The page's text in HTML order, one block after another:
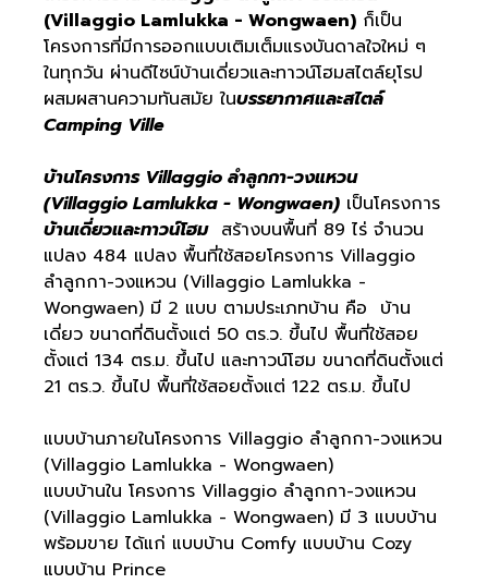
(Villaggio Lamlukka - Wongwaen) ก็เป็น
โครงการที่มีการออกแบบเติมเต็มแรงบันดาลใจใหม่ ๆ
ในทุกวัน ผ่านดีไซน์บ้านเดี่ยวและทาวน์โฮมสไตล์ยุโรป
ผสมผสานความทันสมัย ในบรรยากาศและสไตล์
Camping Ville
บ้านโครงการ Villaggio ลำลูกกา-วงแหวน
(Villaggio Lamlukka - Wongwaen) เป็นโครงการ
บ้านเดี่ยวและทาวน์โฮมสร้างบนพื้นที่ 89 ไร่ จำนวน
แปลง 484 แปลง พื้นที่ใช้สอยโครงการ Villaggio
ลำลูกกา-วงแหวน (Villaggio Lamlukka -
Wongwaen) มี 2 แบบ ตามประเภทบ้าน คือ บ้าน
เดี่ยว ขนาดที่ดินตั้งแต่ 50 ตร.ว. ขึ้นไป พื้นที่ใช้สอย
ตั้งแต่ 134 ตร.ม. ขึ้นไป และทาวน์โฮม ขนาดที่ดินตั้งแต่
21 ตร.ว. ขึ้นไป พื้นที่ใช้สอยตั้งแต่ 122 ตร.ม. ขึ้นไป
แบบบ้านภายในโครงการ Villaggio ลำลูกกา-วงแหวน
(Villaggio Lamlukka - Wongwaen)
แบบบ้านใน โครงการ Villaggio ลำลูกกา-วงแหวน
(Villaggio Lamlukka - Wongwaen) มี 3 แบบบ้าน
พร้อมขาย ได้แก่ แบบบ้าน Comfy แบบบ้าน Cozy
แบบบ้าน Prince